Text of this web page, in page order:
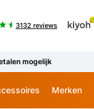
3132 reviews
mogelijk
Merken